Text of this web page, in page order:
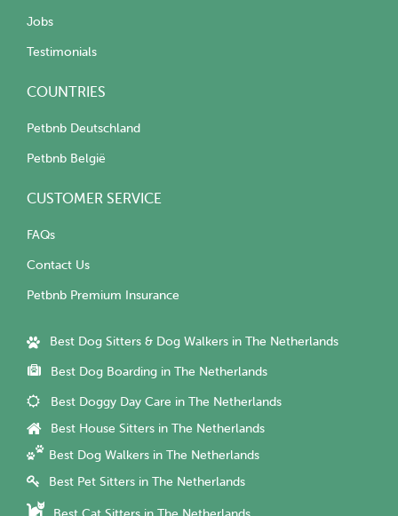
Jobs
Testimonials
COUNTRIES
Petbnb Deutschland
Petbnb België
CUSTOMER SERVICE
FAQs
Contact Us
Petbnb Premium Insurance
Best Dog Sitters & Dog Walkers in The Netherlands
Best Dog Boarding in The Netherlands
Best Doggy Day Care in The Netherlands
Best House Sitters in The Netherlands
Best Dog Walkers in The Netherlands
Best Pet Sitters in The Netherlands